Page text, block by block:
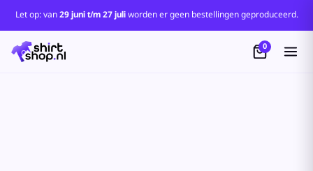
Let op: van29 juni t/m 27 juliworden er geen bestellingen geproduceerd.
0
Standaard
Price: Lowest First
Price: Highest First